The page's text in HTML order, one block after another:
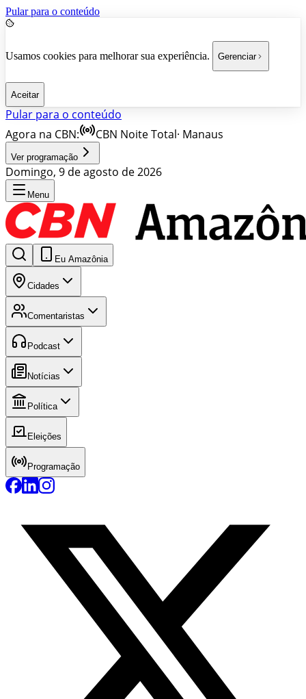
Pular para o conteúdo
Usamos cookies para melhorar sua experiência. Gerenciar
Aceitar
Pular para o conteúdo
Agora na CBN:
CBN Noite Total· Manaus
Ver programação
Domingo, 9 de agosto de 2026
Menu
Eu Amazônia
Cidades
Comentaristas
Podcast
Notícias
Política
Eleições
Programação